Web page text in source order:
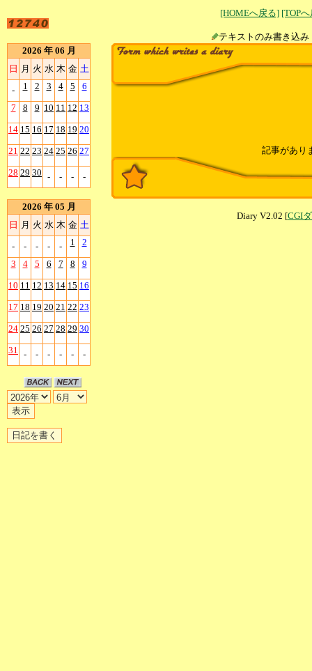
[HOMEへ戻る] [TOP
テキストのみ書
2026 年 06 月
日 月 火 水 木 金 土
- 1 2 3 4 5 6
7 8 9 10 11 12 13
14 15 16 17 18 19 20
21 22 23 24 25 26 27
28 29 30 - - - -
2026 年 05 月
日 月 火 水 木 金 土
- - - - - 1 2
3 4 5 6 7 8 9
10 11 12 13 14 15 16
17 18 19 20 21 22 23
24 25 26 27 28 29 30
31 - - - - - -
記事があり
Diary V2.02 [CGI